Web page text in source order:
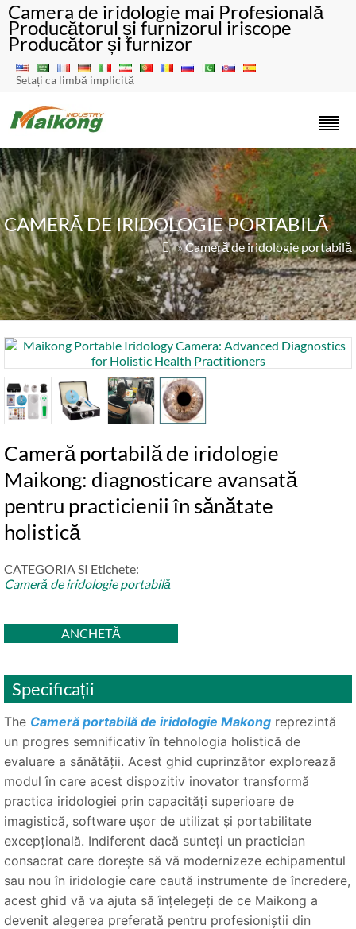
Camera de iridologie mai Profesională
Producătorul și furnizorul iriscope
Producător și furnizor
Setați ca limbă implicită
CAMERĂ DE IRIDOLOGIE PORTABILĂ
 »Cameră de iridologie portabilă
Cameră portabilă de iridologie
Maikong: diagnosticare avansată
pentru practicienii în sănătate
holistică
CATEGORIA SI Etichete:
Cameră de iridologie portabilă
ANCHETĂ
Specificații
The Cameră portabilă de iridologie Makong reprezintă
un progres semnificativ în tehnologia holistică de
evaluare a sănătății. Acest ghid cuprinzător explorează
modul în care acest dispozitiv inovator transformă
practica iridologiei prin capacități superioare de
imagistică, software ușor de utilizat și portabilitate
excepțională. Indiferent dacă sunteți un practician
consacrat care dorește să vă modernizeze echipamentul
sau nou în iridologie care caută instrumente de încredere,
acest ghid vă va ajuta să înțelegeți de ce Maikong a
devenit alegerea preferată pentru profesioniștii din